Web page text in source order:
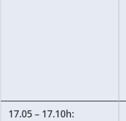
17.05 – 17.10h: